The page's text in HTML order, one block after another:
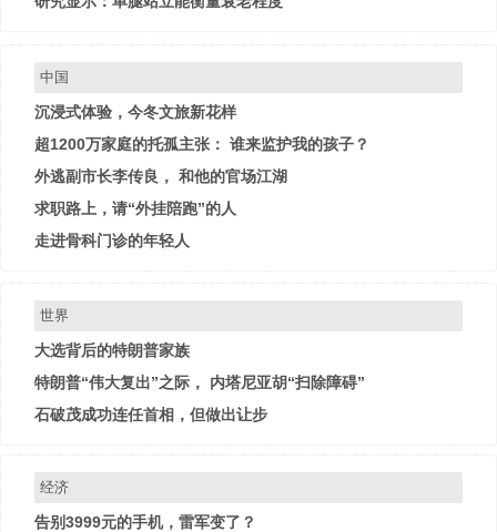
中国
沉浸式体验，今冬文旅新花样
超1200万家庭的托孤主张： 谁来监护我的孩子？
外逃副市长李传良， 和他的官场江湖
求职路上，请“外挂陪跑”的人
走进骨科门诊的年轻人
世界
大选背后的特朗普家族
特朗普“伟大复出”之际， 内塔尼亚胡“扫除障碍”
石破茂成功连任首相，但做出让步
经济
告别3999元的手机，雷军变了？